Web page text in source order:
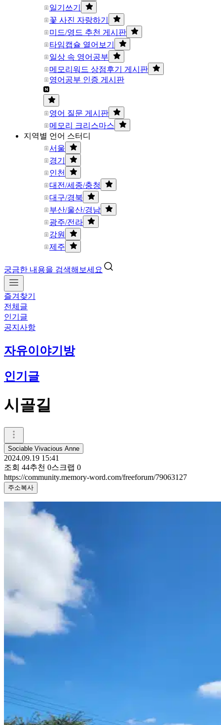
일기쓰기
꽃 사진 자랑하기
미드/영드 추천 게시판
타임캡슐 열어보기
일상 속 영어공부
메모리워드 상점후기 게시판
영어공부 인증 게시판
영어 질문 게시판
메모리 크리스마스
지역별 언어 스터디
서울
경기
인천
대전/세종/충청
대구/경북
부산/울산/경남
광주/전라
강원
제주
궁금한 내용을 검색해보세요
즐겨찾기
전체글
인기글
공지사항
자유이야기방
인기글
시골길
Sociable Vivacious Anne
2024.09.19 15:41
조회 44추천 0스크랩 0
https://community.memory-word.com/freeforum/79063127
주소복사